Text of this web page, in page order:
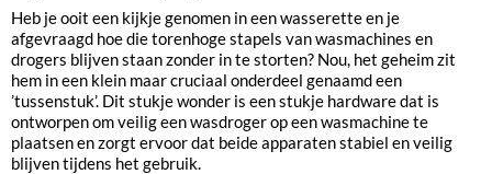
Heb je ooit een kijkje genomen in een wasserette en je
afgevraagd hoe die torenhoge stapels van wasmachines en
drogers blijven staan zonder in te storten? Nou, het geheim zit
hem in een klein maar cruciaal onderdeel genaamd een
’tussenstuk’. Dit stukje wonder is een stukje hardware dat is
ontworpen om veilig een wasdroger op een wasmachine te
plaatsen en zorgt ervoor dat beide apparaten stabiel en veilig
blijven tijdens het gebruik.